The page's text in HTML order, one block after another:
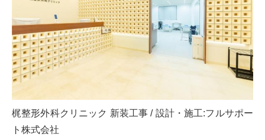
梶整形外科クリニック 新装工事 / 設計・施工:フルサポー
ト株式会社